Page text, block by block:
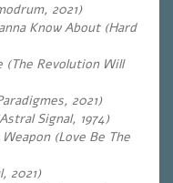
2021)
Know About (Hard
(The Revolution Will
2021)
Signal, 1974)
(Love Be The
2021)